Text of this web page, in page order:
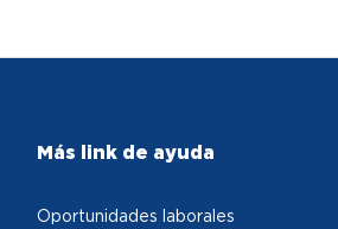
Más link de ayuda
Oportunidades laborales